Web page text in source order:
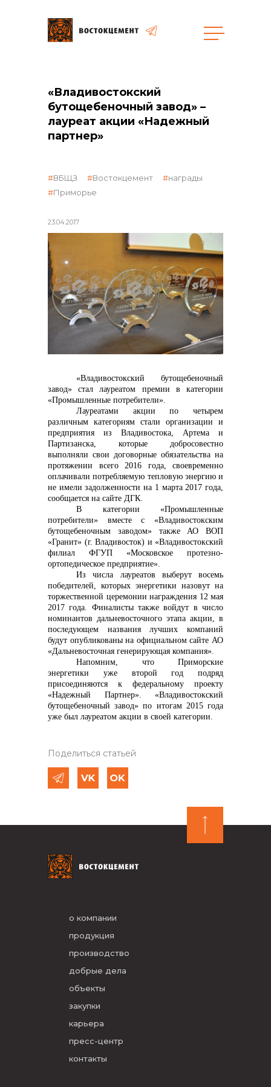
общая информация
объявленные закупки
реализация неликвидов
контакты отдела закупок
+7 (423) 234 50 50
info@vostokcement.ru
«Владивостокский
бутощебеночный завод» –
лауреат акции «Надежный
партнер»
23.04.2017
ВБЩЗ Востокцемент
награды
Приморье
«Владивостокский бутощебеночный
завод» стал лауреатом премии в категории
«Промышленные потребители».
Лауреатами акции по четырем
различным категориям стали организации и
предприятия из Владивостока, Артема и
Партизанска, которые добросовестно
выполняли свои договорные обязательства на
протяжении всего 2016 года, своевременно
оплачивали потребляемую тепловую энергию и
не имели задолженности на 1 марта 2017 года,
сообщается на сайте ДГК.
В категории «Промышленные
потребители» вместе с «Владивостокским
бутощебеночным заводом» также АО ВОП
«Гранит» (г. Владивосток) и «Владивостокский
филиал ФГУП «Московское протезно-
ортопедическое предприятие».
Из числа лауреатов выберут восемь
победителей, которых энергетики назовут на
торжественной церемонии награждения 12 мая
2017 года. Финалисты также войдут в число
номинантов дальневосточного этапа акции, в
последующем названия лучших компаний
будут опубликованы на официальном сайте АО
«Дальневосточная генерирующая компания».
Напомним, что Приморские
энергетики уже второй год подряд
присоединяются к федеральному проекту
«Надежный Партнер». «Владивостокский
бутощебеночный завод» по итогам 2015 года
уже был лауреатом акции в своей категории.
Поделиться статьей
о компании
продукция
производство
добрые дела
объекты
закупки
карьера
пресс-центр
контакты